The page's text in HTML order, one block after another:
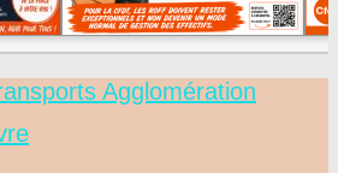
Agglomération